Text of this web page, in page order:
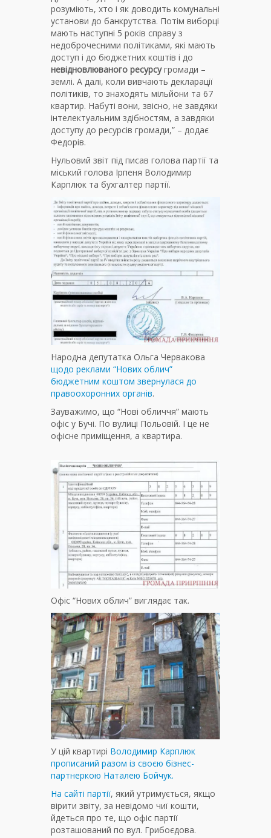
розуміють, хто і як доводить комунальні
установи до банкрутства. Потім виборці
мають наступні 5 років справу з
недоброчесними політиками, які мають
доступ і до бюджетних коштів і до
невідновлюваного ресурсугромади –
землі. А далі, коли вивчають декларації
політиків, то знаходять мільйони та 67
квартир. Набуті вони, звісно, не завдяки
інтелектуальним здібностям, а завдяки
доступу до ресурсів громади,” – додає
Федорів.
Нульовий звіт під писав голова партії та
міський голова Ірпеня Володимир
Карплюк та бухгалтер партії.
Народна депутатка Ольга Червакова
щодо реклами “Нових облич”
бюджетним коштом звернулася до
правоохоронних органів.
Зауважимо, що “Нові обличчя” мають
офіс у Бучі. По вулиці Польовій. І це не
офісне приміщення, а квартира.
Офіс “Нових облич” виглядає так.
У цій квартирі Володимир Карплюк
прописаний разом із своєю бізнес-
партнеркою Наталею Бойчук.
На сайті партії, який утримується, якщо
вірити звіту, за невідомо чиї кошти,
йдеться про те, що офіс партії
розташований по вул. Грибоєдова.